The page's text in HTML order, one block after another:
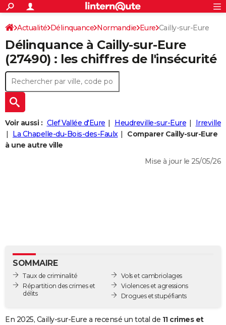
ACTUALITÉS
Politique
Société
Faits Divers
Education
Monde
Villes
+
SPORT
Coupe du monde 2026
Football
Tennis
Cyclisme
Rugby
Forum
Programme TV
TNT
Streaming
Cinéma
Sorties cinéma
Musique
+
FINANCE
Retraite
Impôts
Epargne
Immobilier
Risques naturels par ville
Banque
Assurance
Crédit
AUTO
Essais
Réserver un essai
Citadines
Berlines
SUV
Forum auto
+
HIGH-TECH
Mobiles
Meilleur smartphone
Internet
Ordinateurs
Jeux vidéo
Guide high-tech
BRICOLAGE
GUIDES D'ACHAT
BONS PLANS
Carte de Noël
Carte Bonne année
Carte Saint-Valentin
Carte Pâques
Carte d'anniversaire
DICTIONNAIRE
Rechercher
S'inscrire
Connexion
Actualité Délinquance Normandie Eure Cailly-sur-Eure
Délinquance à Cailly-sur-Eure
(27490) : les chiffres de l'insécurité
Voir aussi : Clef Vallée d'Eure Heudreville-sur-Eure
Irreville
La Chapelle-du-Bois-des-Faulx
Comparer Cailly-sur-Eure
à une autre ville
Mise à jour le 25/05/26
SOMMAIRE
Taux de criminalité
Répartition des crimes et
délits
Vols et cambriolages
Violences et agressions
Drogues et stupéfiants
En 2025, Cailly-sur-Eure a recensé un total de 11 crimes et